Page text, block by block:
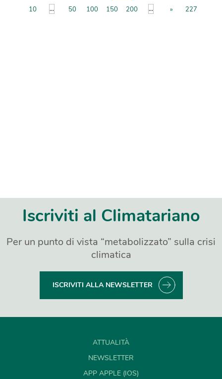
10 ... 50 100 150 200 ... » 227
Iscriviti al Climatariano
Per un punto di vista “metabolizzato” sulla crisi
climatica
ISCRIVITI ALLA NEWSLETTER
ATTUALITÀ
NEWSLETTER
APP APPLE (IOS)